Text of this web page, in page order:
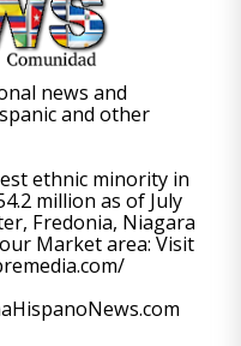
news and
and other
ethnic minority in
million as of July
Fredonia, Niagara
Market area: Visit